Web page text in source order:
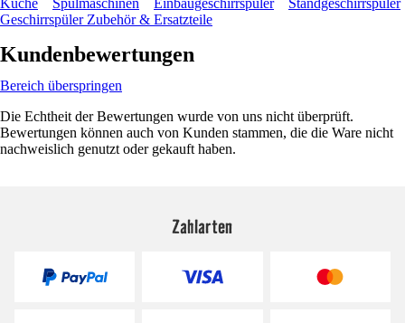
Küche Spülmaschinen Einbaugeschirrspüler
Standgeschirrspüler
Geschirrspüler Zubehör & Ersatzteile
Kundenbewertungen
Bereich überspringen
Die Echtheit der Bewertungen wurde von uns nicht überprüft.
Bewertungen können auch von Kunden stammen, die die Ware nicht
nachweislich genutzt oder gekauft haben.
Zahlarten